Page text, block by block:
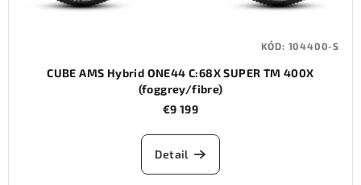
CUBE AMS Hybrid ONE44 C:68X SUPER TM 400X
(foggrey/fibre)
€9 199
Detail
KÓD: 104400-S